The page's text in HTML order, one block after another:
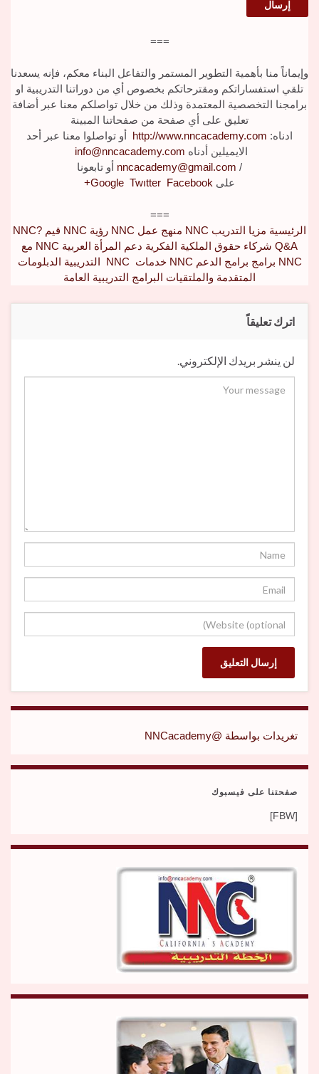
===
وإيماناً منا بأهمية التطوير المستمر والتفاعل البناء معكم، فإنه يسعدنا
تلقي استفساراتكم ومقترحاتكم بخصوص أي من دوراتنا التدريبية او
برامجنا التخصصية المعتمدة وذلك من خلال تواصلكم معنا عبر أضافة
تعليق على أي صفحة من صفحاتنا المبينة
ادناه: http://www.nncacademy.com أو تواصلوا معنا عبر أحد
الايميلين أدناه info@nncacademy.com
/
nncacademy@gmail.com أو تابعونا
على Facebook
Twıtter
Google
+
===
الرئيسية
NNC? قيم NNC رؤية NNC منهج عمل NNC مزيا التدريب
مع NNC دعم المرأة العربية حقوق الملكية الفكرية شركاء Q&A
NNC خدماتNNC برامج الدعم برامج NNC التدريبية الدبلومات
المتقدمة والملتقيات البرامج التدريبية العامة
اترك تعليقاً
لن ينشر بريدك الإلكتروني.
تغريدات بواسطة @NNCacademy
صفحتنا على فيسبوك
[FBW]